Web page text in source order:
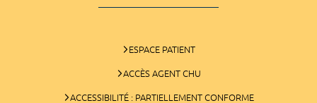
ESPACE PATIENT
ACCÈS AGENT CHU
ACCESSIBILITÉ : PARTIELLEMENT CONFORME